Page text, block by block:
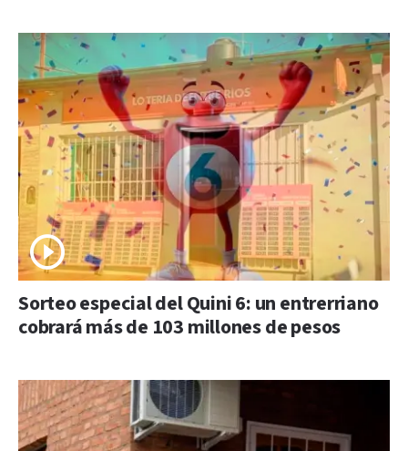
Sorteo especial del Quini 6: un entrerriano
cobrará más de 103 millones de pesos